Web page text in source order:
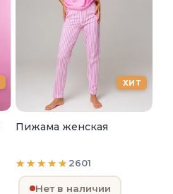
ХИТ
Пижама женская
2601
Нет в наличии